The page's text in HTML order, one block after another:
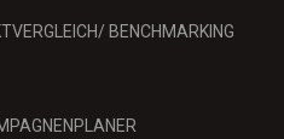
BENCHMARKING